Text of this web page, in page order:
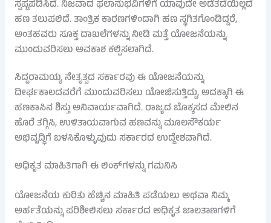
ಸ್ಪಷ್ಟಪಡಿಸಿದೆ. ನಿಜವಾದ ಫಲಾನುಭವಿಗಳಿಗೆ ಯಾವುದೇ ಅಡೆತಡೆಯಿಲ್ಲದೆ
ಹಣ ತಲುಪಲಿದೆ. ತಾಂತ್ರಿಕ ಕಾರಣಗಳಿಂದಾಗಿ ಹಣ ಸ್ಥಗಿತಗೊಂಡಿದ್ದರೆ,
ಅಂತಹವರು ಸೂಕ್ತ ದಾಖಲೆಗಳನ್ನು ನೀಡಿ ಮತ್ತೆ ಯೋಜನೆಯನ್ನು
ಮುಂದುವರಿಸಲು ಅವಕಾಶ ಕಲ್ಪಿಸಲಾಗಿದೆ.
ಸಿದ್ದರಾಮಯ್ಯ ನೇತೃತ್ವದ ಸರ್ಕಾರವು ಈ ಯೋಜನೆಯನ್ನು
ದೀರ್ಘಕಾಲದವರೆಗೆ ಮುಂದುವರಿಸಲು ಯೋಜಿಸುತ್ತಿದ್ದು, ಅದಕ್ಕಾಗಿ ಈ
ಹಣಕಾಸಿನ ಶಿಸ್ತು ಅನಿವಾರ್ಯವಾಗಿದೆ. ರಾಜ್ಯದ ಬೊಕ್ಕಸದ ಮೇಲಿನ
ಹೊರೆ ತಗ್ಗಿಸಿ, ಉಳಿತಾಯವಾಗುವ ಹಣವನ್ನು ಮೂಲಸೌಕರ್ಯ
ಅಭಿವೃದ್ಧಿಗೆ ಬಳಸಿಕೊಳ್ಳುವುದು ಸರ್ಕಾರದ ಉದ್ದೇಶವಾಗಿದೆ.
ಅಧಿಕೃತ ಮಾಹಿತಿಗಾಗಿ ಈ ಲಿಂಕ್‌ಗಳನ್ನು ಗಮನಿಸಿ
ಯೋಜನೆಯ ಕುರಿತು ಹೆಚ್ಚಿನ ಮಾಹಿತಿ ಪಡೆಯಲು ಅಥವಾ ನಿಮ್ಮ
ಅರ್ಹತೆಯನ್ನು ಪರಿಶೀಲಿಸಲು ಸರ್ಕಾರದ ಅಧಿಕೃತ ಜಾಲತಾಣಗಳಿಗೆ